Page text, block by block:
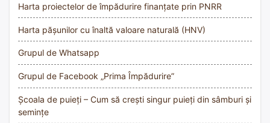
Harta proiectelor de împădurire finanțate prin PNRR
Harta pășunilor cu înaltă valoare naturală (HNV)
Grupul de Whatsapp
Grupul de Facebook „Prima Împădurire”
Școala de puieți – Cum să crești singur puieți din sâmburi și
semințe